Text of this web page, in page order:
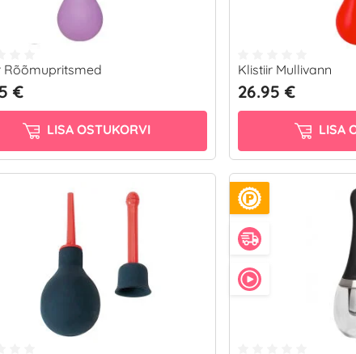
Rõõmupritsmed
€
LISA OSTUKORVI
Klistiir Mullivann
26.95 €
LISA